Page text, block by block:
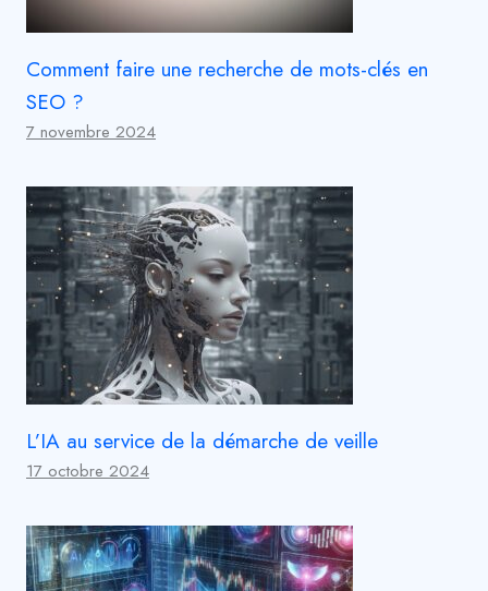
Comment faire une recherche de mots-clés en
SEO ?
7 novembre 2024
L’IA au service de la démarche de veille
17 octobre 2024